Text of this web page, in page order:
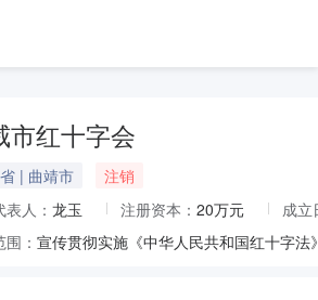
市红十字会
| 曲靖市
注销
人： 龙玉 注册资本： 20万元
成立
：